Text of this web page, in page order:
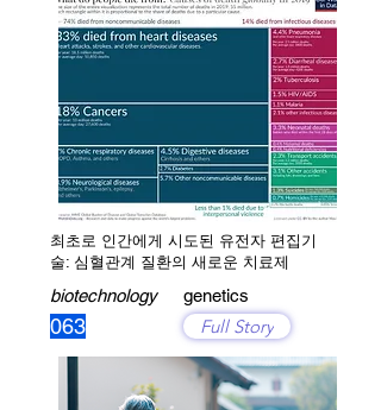
최초로 인간에게 시도된 유전자 편집기
술: 심혈관계 질환의 새로운 치료제
biotechnology
063
genetics
Full Story